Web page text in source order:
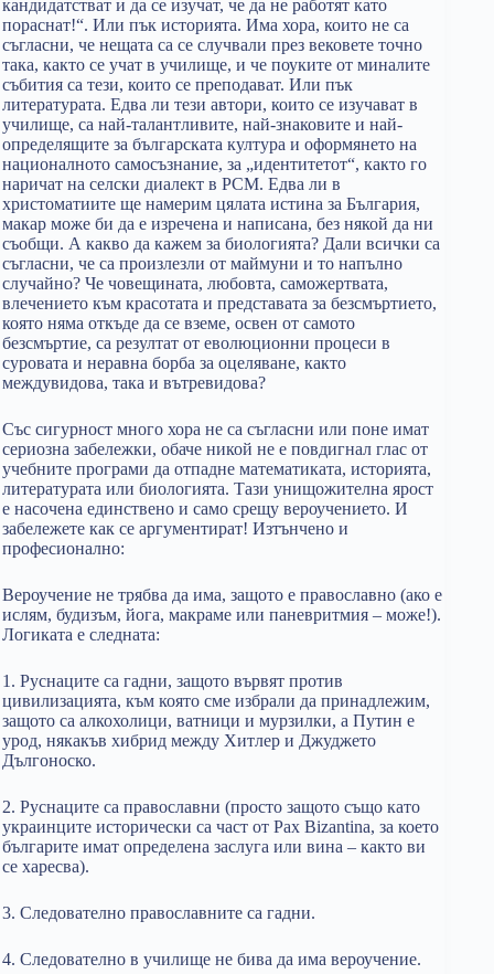
кандидатстват и да се изучат, че да не работят като
пораснат!“. Или пък историята. Има хора, които не са
съгласни, че нещата са се случвали през вековете точно
така, както се учат в училище, и че поуките от миналите
събития са тези, които се преподават. Или пък
литературата. Едва ли тези автори, които се изучават в
училище, са най-талантливите, най-знаковите и най-
определящите за българската култура и оформянето на
националното самосъзнание, за „идентитетот“, както го
наричат на селски диалект в РСМ. Едва ли в
христоматиите ще намерим цялата истина за България,
макар може би да е изречена и написана, без някой да ни
съобщи. А какво да кажем за биологията? Дали всички са
съгласни, че са произлезли от маймуни и то напълно
случайно? Че човещината, любовта, саможертвата,
влечението към красотата и представата за безсмъртието,
която няма откъде да се вземе, освен от самото
безсмъртие, са резултат от еволюционни процеси в
суровата и неравна борба за оцеляване, както
междувидова, така и вътревидова?
Със сигурност много хора не са съгласни или поне имат
сериозна забележки, обаче никой не е повдигнал глас от
учебните програми да отпадне математиката, историята,
литературата или биологията. Тази унищожителна ярост
е насочена единствено и само срещу вероучението. И
забележете как се аргументират! Изтънчено и
професионално:
Вероучение не трябва да има, защото е православно (ако е
ислям, будизъм, йога, макраме или паневритмия – може!).
Логиката е следната:
1. Руснаците са гадни, защото вървят против
цивилизацията, към която сме избрали да принадлежим,
защото са алкохолици, ватници и мурзилки, а Путин е
урод, някакъв хибрид между Хитлер и Джуджето
Дългоноско.
2. Руснаците са православни (просто защото също като
украинците исторически са част от Pax Bizantina, за което
българите имат определена заслуга или вина – както ви
се харесва).
3. Следователно православните са гадни.
4. Следователно в училище не бива да има вероучение.